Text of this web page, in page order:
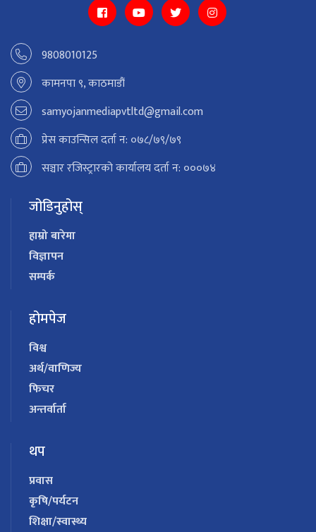
9808010125
कामनपा ९, काठमाडौं
samyojanmediapvtltd@gmail.com
प्रेस काउन्सिल दर्ता न: ०७८/७९/७९
सञ्चार रजिस्ट्रारको कार्यालय दर्ता न: ०००७४
जोडिनुहोस्
हाम्रो बारेमा
विज्ञापन
सम्पर्क
होमपेज
विश्व
अर्थ/वाणिज्य
फिचर
अन्तर्वार्ता
थप
प्रवास
कृषि/पर्यटन
शिक्षा/स्वास्थ्य